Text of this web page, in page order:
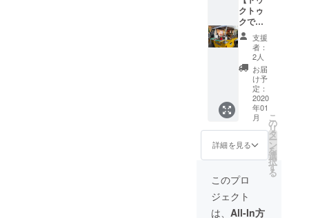
券】を
すでに
ご支援
してい
ただい
た方か
らの色
変更は
受け付
けてお
りませ
ん。ご
了承の
お願い
ます。
名して
もらい
ます。
完成し
たビー
ルは、
無くな
るまで
飲み放
題で
す！ ※
一度当
店にお
越しい
ただ
き、ご
相談の
上オリ
ジナル
クトゥ
クで
ビール
お届
け！出
張ブ
ルーパ
ブ】 今
回のク
ラウド
ファン
ディン
グで集
まった
資金で
購入す
るトゥ
クトゥ
クにオ
支援
者：
2人
お届
け予
定：
2020
年01
月
詳細を見る
こ
の
リ
タ
ー
ン
を
選
択
す
る
このプロ
ジェクト
は、 All-In方